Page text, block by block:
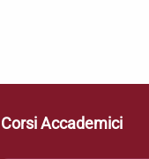
Corsi Accademici